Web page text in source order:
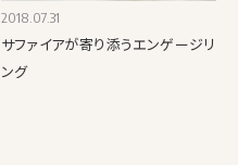
2018.07.31
サファイアが寄り添うエンゲージリ
ング